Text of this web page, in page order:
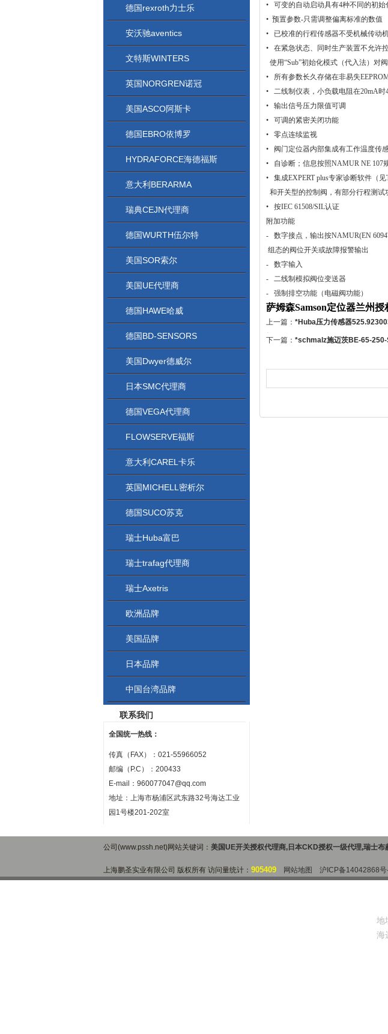
德国rexroth力士乐
安沃驰aventics
文特斯WINTERS
英国NORGREN诺冠
美国ASCO阿斯卡
德国EBRO依博罗
HYDRAFORCE海德福斯
意大利BERARMA
瑞典CEJN代理商
德国WURTH伍尔特
美国SOR索尔
美国UE代理商
德国HAWE哈威
德国BD-SENSORS
美国Dwyer德威尔
日本SMC代理商
德国VEGA代理商
FLOWSERVE福斯
意大利CAREL卡乐
英国MICHELL密析尔
德国SUCO苏克
瑞士Huba富巴
瑞士trafag代理商
瑞士Axetris
欧洲品牌
美国品牌
日本品牌
中国台湾品牌
联系我们
全国统一热线：
传真（FAX）：021-55966052
邮编（P.C）：200433
E-mail： 960077047@qq.com
地址：上海市杨浦区武东路32号海达工业
园1号楼201-202室
• 可变的自动启动具有4种不同的初始
• 预置参数-只需调整偏离标准的数值
• 已校准的行程传感器不受机械传动
• 在紧急状态、同时生产装置不允许
使用“Sub”初始化模式（代入法）对
• 所有参数长久存储在非易失
• 二线制仪表，小负载电阻在20mA时
• 输出信号压力限值可调
• 可调的紧密关闭功能
• 零点连续监视
• 阀门定位器内部集成有工作温度传
• 自诊断；信息按照NAMUR NE 107
• 集成EXPERT plus专家诊断软件（
和开关型的控制阀，有部分行程测
• 按IEC 61508/SIL认证
附加功能
- 数字接点，输出按NAMUR(EN
组态的阀位开关或故障报警输出
- 数字输入
- 二线制模拟阀位变送器
- 强制排空功能（电磁阀功能）
萨姆森Samson定位器兰州
上一篇： *Huba压力传感器
格好
下一篇： *schmalz施迈茨BE-65-250-
公司(www.pssh.net)网站关键词： 美国UE开关授权代理商, 日本CKD授权一级代理,瑞士布
上海鹏圣实业有限公司 版权所有 访问量统计： 905409 网站地图 沪ICP备14042868号
地
海